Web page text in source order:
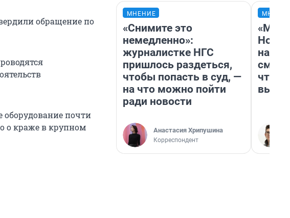
обращение по
оборудование почти
о краже в крупном
МНЕНИЕ
«Снимите это
немедленно»:
журналистке НГС
пришлось раздеться,
чтобы попасть в суд, —
на что можно пойти
ради новости
Анастасия Хрипушина
Корреспондент
«Мы